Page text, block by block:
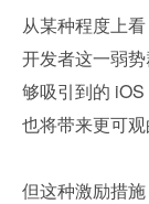
从某种程度上
开发者这一弱
够吸引到的 iOS
也将带来更可观
但这种激励措